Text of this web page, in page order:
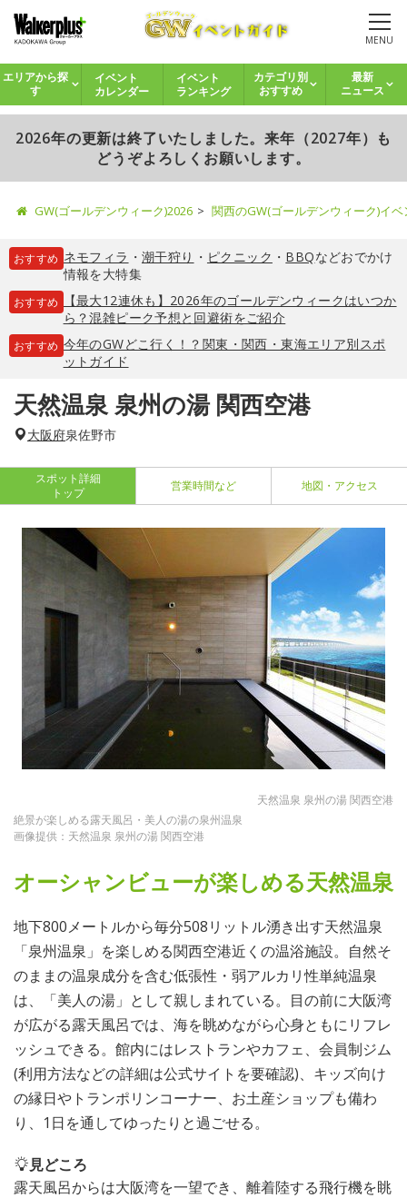
MENU
エリアから探
す
イベント
カレンダー
イベント
ランキング
カテゴリ別
おすすめ
最新
ニュース
2026年の更新は終了いたしました。来年（2027年）も
どうぞよろしくお願いします。
GW(ゴールデンウィーク)2026 関西のGW(ゴールデンウィーク)イ
おすすめ ネモフィラ ・ 潮干狩り ・ ピクニック ・ BBQなどおでかけ
情報を大特集
おすすめ
【最大12連休も】2026年のゴールデンウィークはいつか
ら？混雑ピーク予想と回避術をご紹介
おすすめ 今年のGWどこ行く！？関東・関西・東海エリア別スポ
ットガイド
天然温泉 泉州の湯 関西空港
大阪府泉佐野市
スポット詳細
トップ
営業時間など 地図・アクセス
天然温泉 泉州の湯 関西空港
絶景が楽しめる露天風呂・美人の湯の泉州温泉
画像提供：天然温泉 泉州の湯 関西空港
オーシャンビューが楽しめる天然温泉
地下800メートルから毎分508リットル湧き出す天然温泉
「泉州温泉」を楽しめる関西空港近くの温浴施設。自然そ
のままの温泉成分を含む低張性・弱アルカリ性単純温泉
は、「美人の湯」として親しまれている。目の前に大阪湾
が広がる露天風呂では、海を眺めながら心身ともにリフレ
ッシュできる。館内にはレストランやカフェ、会員制ジム
(利用方法などの詳細は公式サイトを要確認)、キッズ向け
の縁日やトランポリンコーナー、お土産ショップも備わ
り、1日を通してゆったりと過ごせる。
見どころ
露天風呂からは大阪湾を一望でき、離着陸する飛行機を眺